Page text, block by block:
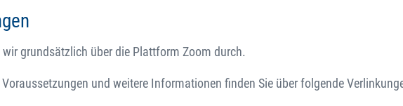
grundsätzlich über die Plattform Zoom durch.
und weitere Informationen finden Sie über folgende